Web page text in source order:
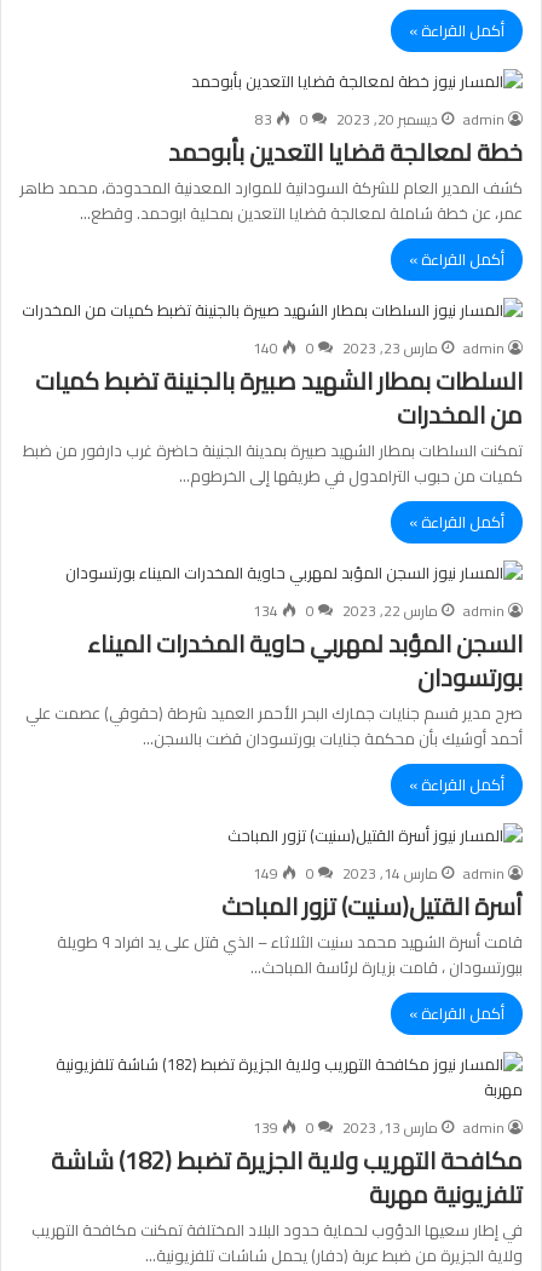
أكمل القراءة »
admin ديسمبر 20, 2023 0
83
خطة لمعالجة قضايا التعدين بأبوحمد
كشف المدير العام للشركة السودانية للموارد المعدنية المحدودة، محمد طاهر
عمر، عن خطة شاملة لمعالجة قضايا التعدين بمحلية ابوحمد. وقطع…
أكمل القراءة »
admin مارس 23, 2023 0
140
السلطات بمطار الشهيد صبيرة بالجنينة تضبط كميات
من المخدرات
تمكنت السلطات بمطار الشهيد صبيرة بمدينة الجنينة حاضرة غرب دارفور من ضبط
كميات من حبوب الترامدول في طريقها إلى الخرطوم…
أكمل القراءة »
admin مارس 22, 2023 0
134
السجن المؤبد لمهربي حاوية المخدرات الميناء
بورتسودان
صرح مدير قسم جنايات جمارك البحر الأحمر العميد شرطة (حقوقي) عصمت علي
أحمد أوشيك بأن محكمة جنايات بورتسودان قضت بالسجن…
أكمل القراءة »
admin مارس 14, 2023 0
149
أسرة القتيل(سنيت) تزور المباحث
قامت أسرة الشهيد محمد سنيت الثلاثاء – الذي قتل على يد افراد ٩ طويلة
ببورتسودان ، قامت بزيارة لرئاسة المباحث…
أكمل القراءة »
admin مارس 13, 2023 0
139
مكافحة التهريب ولاية الجزيرة تضبط (182) شاشة
تلفزيونية مهربة
في إطار سعيها الدؤوب لحماية حدود البلاد المختلفة تمكنت مكافحة التهريب
ولاية الجزيرة من ضبط عربة (دفار) يحمل شاشات تلفزيونية…